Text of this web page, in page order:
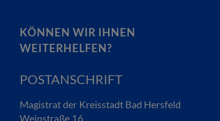
KÖNNEN WIR IHNEN
WEITERHELFEN?
POSTANSCHRIFT
Magistrat der Kreisstadt Bad Hersfeld
Weinstraße 16